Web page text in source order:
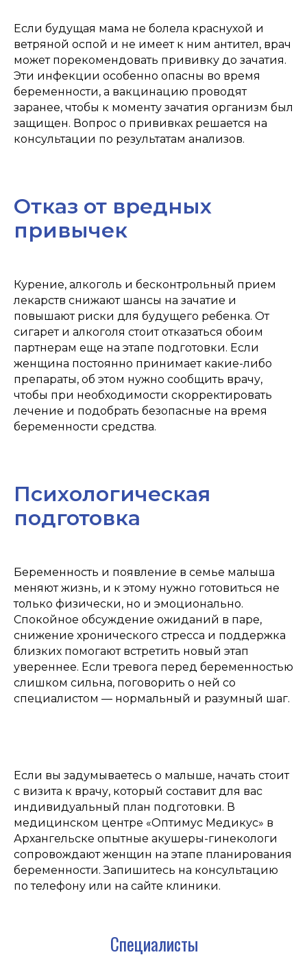
Если будущая мама не болела краснухой и
ветряной оспой и не имеет к ним антител, врач
может порекомендовать прививку до зачатия.
Эти инфекции особенно опасны во время
беременности, а вакцинацию проводят
заранее, чтобы к моменту зачатия организм был
защищен. Вопрос о прививках решается на
консультации по результатам анализов.
Отказ от вредных
привычек
Курение, алкоголь и бесконтрольный прием
лекарств снижают шансы на зачатие и
повышают риски для будущего ребенка. От
сигарет и алкоголя стоит отказаться обоим
партнерам еще на этапе подготовки. Если
женщина постоянно принимает какие-либо
препараты, об этом нужно сообщить врачу,
чтобы при необходимости скорректировать
лечение и подобрать безопасные на время
беременности средства.
Психологическая
подготовка
Беременность и появление в семье малыша
меняют жизнь, и к этому нужно готовиться не
только физически, но и эмоционально.
Спокойное обсуждение ожиданий в паре,
снижение хронического стресса и поддержка
близких помогают встретить новый этап
увереннее. Если тревога перед беременностью
слишком сильна, поговорить о ней со
специалистом — нормальный и разумный шаг.
Если вы задумываетесь о малыше, начать стоит
с визита к врачу, который составит для вас
индивидуальный план подготовки. В
медицинском центре «Оптимус Медикус» в
Архангельске опытные акушеры-гинекологи
сопровождают женщин на этапе планирования
беременности. Запишитесь на консультацию
по телефону или на сайте клиники.
Специалисты
ИП ДЖЕРИЕВА ИВ